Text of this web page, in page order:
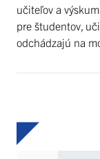
učiteľov a
pre študentov,
odchádzajú na